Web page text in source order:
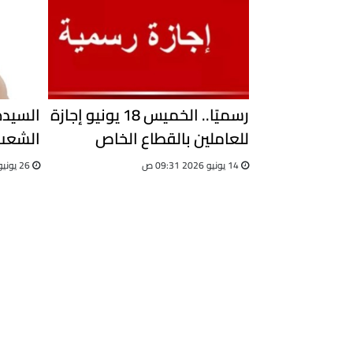
رسميًا.. الخميس 18 يونيو إجازة
للعاملين بالقطاع الخاص
بمناسبة رأس السنة الهجرية